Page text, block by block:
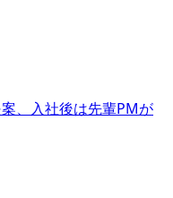
、入社後は先輩PMが